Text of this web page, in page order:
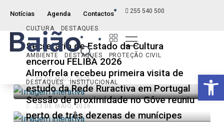
Notícias Agenda Contactos 255 540 500
CULTURA DESTAQUES
Secretário de Estado da Cultura
encerrou FELIBA 2026
23 DE MAIO, 2026
AMBIENTE DESTAQUES PROTEÇÃO CIVIL
Almofrela recebeu primeira visita de
estudo da Rede Ruractiva em Portugal
23 DE MAIO, 2026
DESTAQUES INSTITUCIONAL
Sessão de proximidade no Gôve reuniu
perto de três dezenas de munícipes